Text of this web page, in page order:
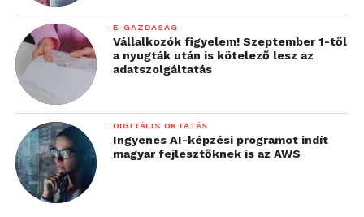
E-GAZDASÁG
Vállalkozók figyelem! Szeptember 1-től
a nyugták után is kötelező lesz az
adatszolgáltatás
DIGITÁLIS OKTATÁS
Ingyenes AI-képzési programot indít
magyar fejlesztőknek is az AWS